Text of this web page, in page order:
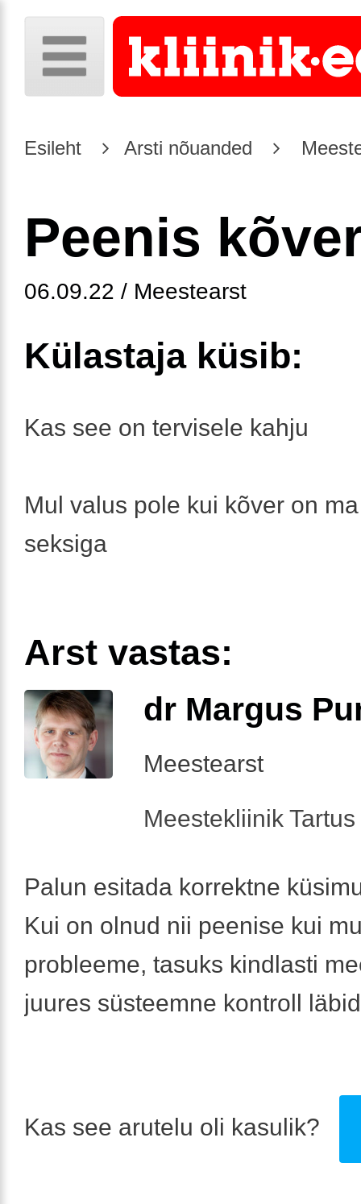
Esileht Arsti nõuanded
Peenis
06.09.22 / Meestearst
Külastaja küsib:
Kas see on tervisele kahju
Mul valus pole kui kõver on
seksiga
Arst vastas:
dr Margus
Meestearst
Meestekliinik
Palun esitada korrektne
Kui on olnud nii peenise kui
probleeme, tasuks kindlasti
juures süsteemne kontroll
Kas see arutelu oli kasulik?